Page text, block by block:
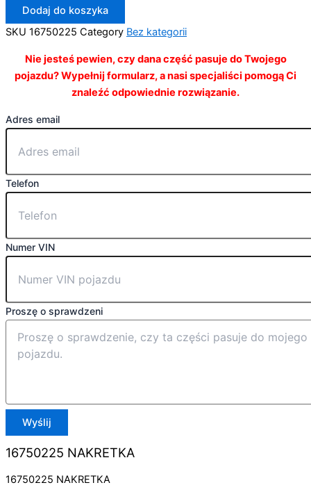
Dodaj do koszyka
SKU 16750225 Category Bez kategorii
Nie jesteś pewien, czy dana część pasuje do Twojego
pojazdu? Wypełnij formularz, a nasi specjaliści pomogą Ci
znaleźć odpowiednie rozwiązanie.
Adres email
Telefon
Numer VIN
Proszę o sprawdzeni
Wyślij
16750225 NAKRETKA
16750225 NAKRETKA